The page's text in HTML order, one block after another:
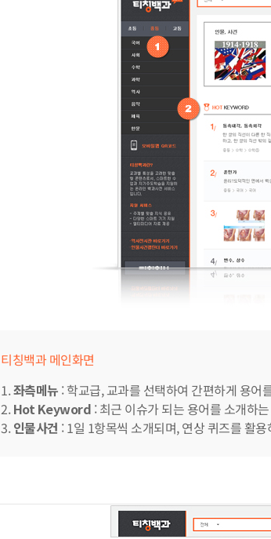
티칭백과 메인화면
1.좌측메뉴 : 학교급, 교과를 선택하여 간편하게 용어
2.Hot Keyword : 최근 이슈가 되는 용어를 소개하
3.인물사건 : 1일 1항목씩 소개되며, 연상 퀴즈를 활